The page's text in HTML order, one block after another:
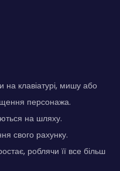
на клавіатурі, мишу або
персонажа.
на шляху.
свого рахунку.
роблячи її все більш